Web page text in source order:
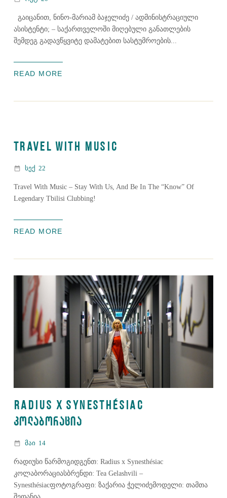
გაიცანით, ნინო-მარიამ ბაჯელიძე / ადმინისტრაციული
ასისტენტი; – საქართველოში მიღებული განათლების
შემდეგ გადავწყვიტე დამატებით სასტუმროების...
READ MORE
TRAVEL WITH MUSIC
date_range სექ 22
Travel With Music – Stay With Us, And Be In The “Know” Of
Legendary Tbilisi Clubbing!
READ MORE
RADIUS X SYNESTHÉSIAC
ᲙᲝᲚᲐᲑᲝᲠᲐᲪᲘᲐ
date_range მაი 14
რადიუსი წარმოგიდგენთ: Radius x Synesthésiac
კოლაბორაციასბრენდი: Tea Gelashvili –
Synesthésiacფოტოგრაფი: ზაქარია ჭელიძემოდელი: თამთა